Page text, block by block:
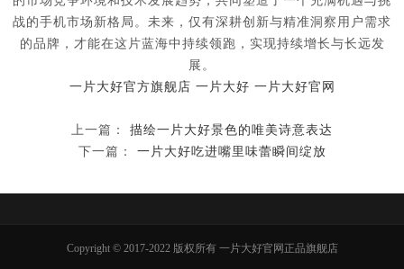
战的手机市场新格局。未来，仅有深耕创新与精准洞察用户需求
的品牌，才能在这片蓝海中持续领跑，实现持续增长与长远发
展。
一片大好官方旗舰店 一片大好 一片大好官网
上一篇： 描绘一片大好景色的唯美诗意表达
下一篇： 一片大好吃进嘴里味蕾瞬间绽放
Copyright © 2017-2022 版权所有 一片大好官网正品旗舰店